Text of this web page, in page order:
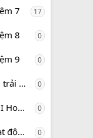
7 17
8 0
9 0
Tài liệu Hoạt động trải nghiệm 9 0
Đề thi giữa học kì I Hoạt động trải nghiệm 9 0
Đề thi học kì I Hoạt động trải nghiệm 9 0